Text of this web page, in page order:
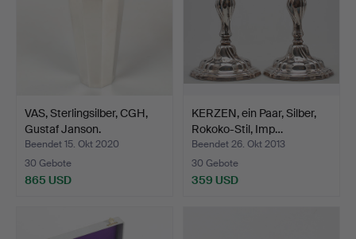
VAS, Sterlingsilber, CGH,
Gustaf Janson.
Beendet 15. Okt 2020
30 Gebote
865 USD
KERZEN, ein Paar, Silber,
Rokoko-Stil, Imp…
Beendet 26. Okt 2013
30 Gebote
359 USD